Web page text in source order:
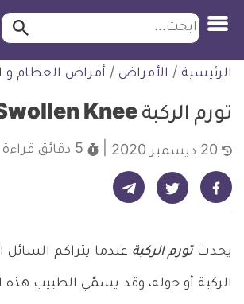
التخطي
للمحتوى
ابحث
الرئيسية / الأمراض / أمراض العظام و
تورم الركبة Swollen Knee
5 دقائق قراءة
شارك على فيسبوك - ديلي ميديكال انفو شارك على تويتر - ديلي ميديكال انفو شارك على تيليجرام - ديلي ميديكال انفو
يحدث تورم الركبة عندما يتراكم
الركبة أو حوله، وقد يسمّي الطبيب هذه